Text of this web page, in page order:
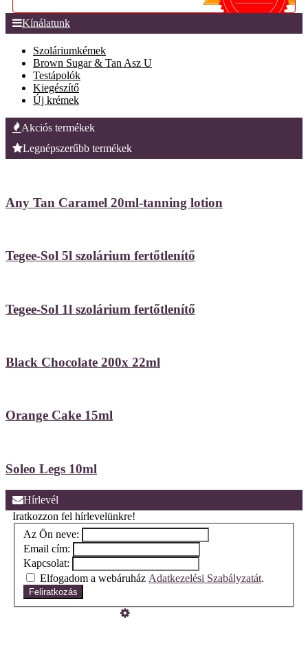
Kínálatunk
Szoláriumkémek
Brown Sugar & Tan Asz U
Testápolók
Kiegészítő
Új krémek
Akciós termékek
Legnépszerűbb termékek
Any Tan Caramel 20ml-tanning lotion
Tegee-Sol 5l szolárium fertőtlenítő
Tegee-Sol 1l szolárium fertőtlenítő
Black Chocolate 200x 22ml
Orange Cake 15ml
Soleo Legs 10ml
Hírlevél
Iratkozzon fel hírlevelünkre!
Az Ön neve:
Email cím:
Kapcsolat:
Elfogadom a webáruház Adatkezelési Szabályzatát.
Feliratkozás